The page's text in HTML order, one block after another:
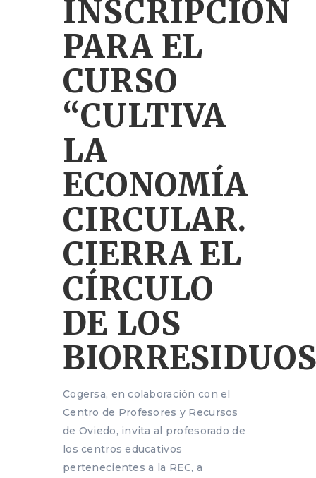
INSCRIPCIÓN
PARA EL
CURSO
“CULTIVA
LA
ECONOMÍA
CIRCULAR.
CIERRA EL
CÍRCULO
DE LOS
Cogersa, en colaboración con el
Centro de Profesores y Recursos
de Oviedo, invita al profesorado de
los centros educativos
pertenecientes a la REC, a